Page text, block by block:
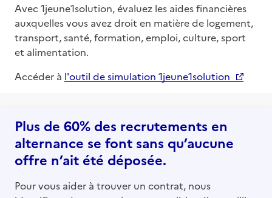
Avec 1jeune1solution, évaluez les aides financières
auxquelles vous avez droit en matière de logement,
transport, santé, formation, emploi, culture, sport
et alimentation.
Accéder à l'outil de simulation 1jeune1solution
Plus de 60% des recrutements en
alternance se font sans qu’aucune
offre n’ait été déposée.
Pour vous aider à trouver un contrat, nous